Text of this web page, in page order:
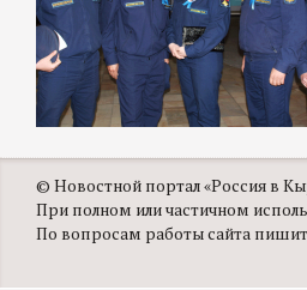
© Новостной портал «Россия в
При полном или частичном
По вопросам работы сайта